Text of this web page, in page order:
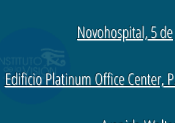
Novohospital, 5
Edificio Platinum Office Center,